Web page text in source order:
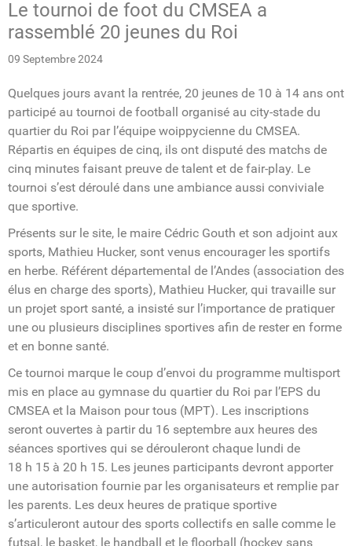
Le tournoi de foot du CMSEA a
rassemblé 20 jeunes du Roi
09 Septembre 2024
Quelques jours avant la rentrée, 20 jeunes de 10 à 14 ans ont
participé au tournoi de football organisé au city-stade du
quartier du Roi par l’équipe woippycienne du CMSEA.
Répartis en équipes de cinq, ils ont disputé des matchs de
cinq minutes faisant preuve de talent et de fair-play. Le
tournoi s’est déroulé dans une ambiance aussi conviviale
que sportive.
Présents sur le site, le maire Cédric Gouth et son adjoint aux
sports, Mathieu Hucker, sont venus encourager les sportifs
en herbe. Référent départemental de l’Andes (association des
élus en charge des sports), Mathieu Hucker, qui travaille sur
un projet sport santé, a insisté sur l’importance de pratiquer
une ou plusieurs disciplines sportives afin de rester en forme
et en bonne santé.
Ce tournoi marque le coup d’envoi du programme multisport
mis en place au gymnase du quartier du Roi par l’EPS du
CMSEA et la Maison pour tous (MPT). Les inscriptions
seront ouvertes à partir du 16 septembre aux heures des
séances sportives qui se dérouleront chaque lundi de
18 h 15 à 20 h 15. Les jeunes participants devront apporter
une autorisation fournie par les organisateurs et remplie par
les parents. Les deux heures de pratique sportive
s’articuleront autour des sports collectifs en salle comme le
futsal, le basket, le handball et le floorball (hockey sans